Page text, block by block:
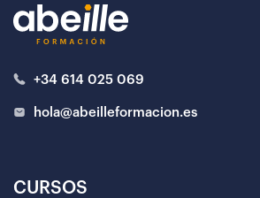
+34 614 025 069
hola@abeilleformacion.es
CURSOS